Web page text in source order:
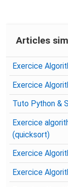
Articles
Exercice
Exercice
Tuto Python &
Exercice
(quicksort)
Exercice
Exercice